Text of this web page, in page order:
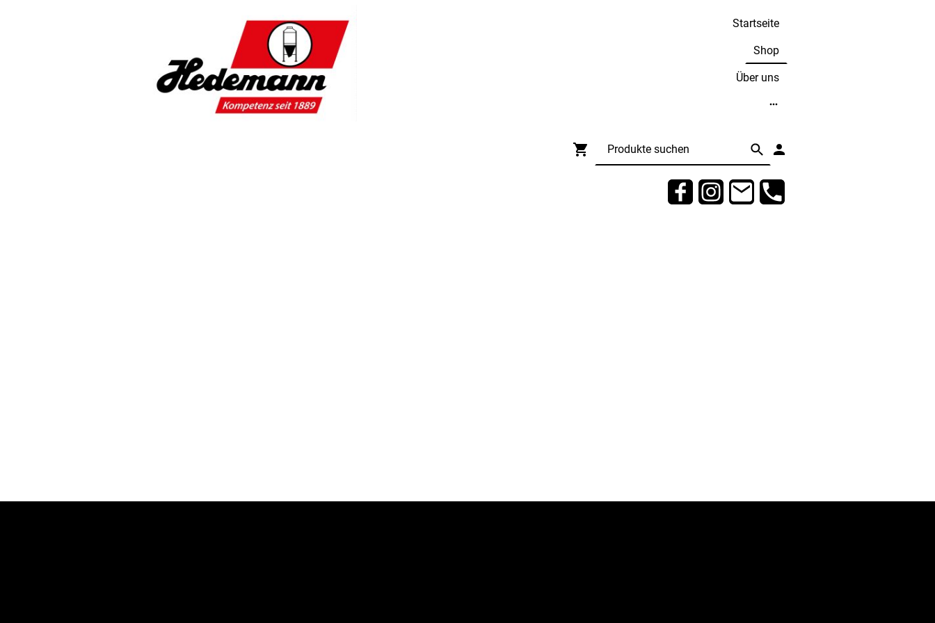
Startseite
Shop
Über uns